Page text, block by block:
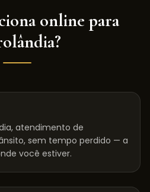
online para
?
atendimento de
sem tempo perdido — a
você estiver.